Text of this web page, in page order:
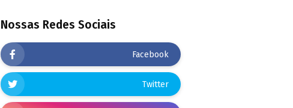
Nossas Redes Sociais
Facebook
Twitter